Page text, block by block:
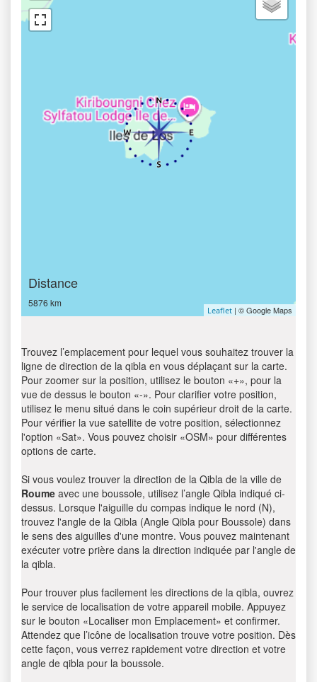
Distance
5876 km
Leaflet | © Google Maps
Trouvez l’emplacement pour lequel vous souhaitez trouver la
ligne de direction de la qibla en vous déplaçant sur la carte.
Pour zoomer sur la position, utilisez le bouton «+», pour la
vue de dessus le bouton «-». Pour clarifier votre position,
utilisez le menu situé dans le coin supérieur droit de la carte.
Pour vérifier la vue satellite de votre position, sélectionnez
l'option «Sat». Vous pouvez choisir «OSM» pour différentes
options de carte.
Si vous voulez trouver la direction de la Qibla de la ville de
Roume avec une boussole, utilisez l’angle Qibla indiqué ci-
dessus. Lorsque l'aiguille du compas indique le nord (N),
trouvez l'angle de la Qibla (Angle Qibla pour Boussole) dans
le sens des aiguilles d'une montre. Vous pouvez maintenant
exécuter votre prière dans la direction indiquée par l'angle de
la qibla.
Pour trouver plus facilement les directions de la qibla, ouvrez
le service de localisation de votre appareil mobile. Appuyez
sur le bouton «Localiser mon Emplacement» et confirmer.
Attendez que l’icône de localisation trouve votre position. Dès
cette façon, vous verrez rapidement votre direction et votre
angle de qibla pour la boussole.